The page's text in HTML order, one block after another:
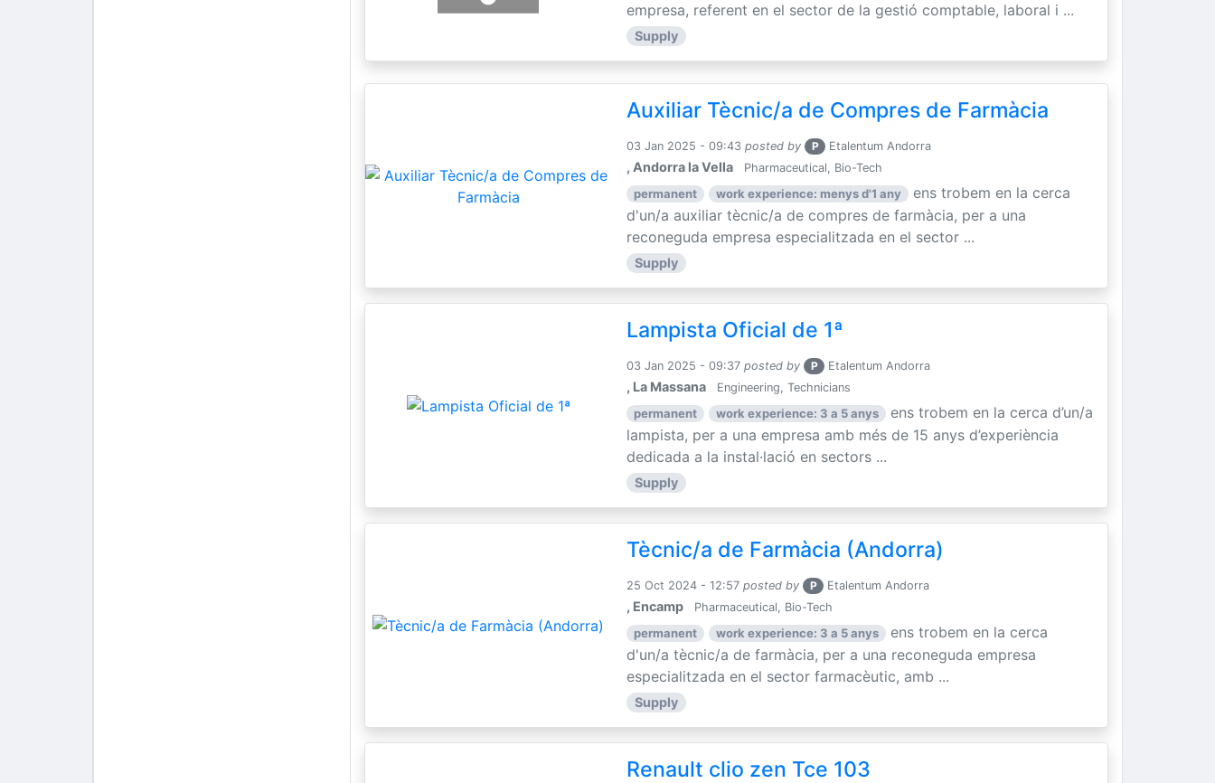
empresa, referent en el sector de la gestió comptable, laboral i ...
Supply
Auxiliar Tècnic/a de Compres de Farmàcia
03 Jan 2025 - 09:43 posted by P Etalentum Andorra
, Andorra la Vella Pharmaceutical, Bio-Tech
permanent work experience: menys d'1 any
ens trobem en la cerca
d'un/a auxiliar tècnic/a de compres de farmàcia, per a una
reconeguda empresa especialitzada en el sector ...
Supply
Lampista Oficial de 1ª
03 Jan 2025 - 09:37 posted by P Etalentum Andorra
, La Massana Engineering, Technicians
permanent work experience: 3 a 5 anys
ens trobem en la cerca d’un/a
lampista, per a una empresa amb més de 15 anys d’experiència
dedicada a la instal·lació en sectors ...
Supply
Tècnic/a de Farmàcia (Andorra)
25 Oct 2024 - 12:57 posted by P Etalentum Andorra
, Encamp Pharmaceutical, Bio-Tech
permanent work experience: 3 a 5 anys
ens trobem en la cerca
d'un/a tècnic/a de farmàcia, per a una reconeguda empresa
especialitzada en el sector farmacèutic, amb ...
Supply
Renault clio zen Tce 103